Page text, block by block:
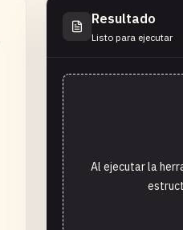
Resultado
Listo para ejecutar
Al ejecutar la